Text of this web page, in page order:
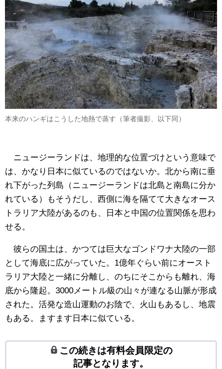
本来のハンギはこうした地熱で蒸す（筆者撮影、以下同）
ニュージーランドは、地理的な位置づけという意味で
は、かなり日本に似ているのではないか。北から南に垂
れ下がった列島（ニュージーランドは北島と南島に分か
れている）もそうだし、西側に海を隔てて大きなオース
トラリア大陸があるのも、日本と中国の位置関係を思わ
せる。
彼らの国土は、かつては巨大なゴンドワナ大陸の一部
として海底に広がっていた。1億年ぐらい前にオースト
ラリア大陸と一緒に分離し、のちにそこからも離れ、海
底から隆起。3000メートル級の山々が連なる山脈が形成
された。活発な造山運動のお陰で、火山もあるし、地震
もある。ますます日本に似ている。
この続きは有料会員限定の
記事となります。